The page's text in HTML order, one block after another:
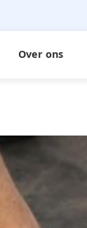
Over ons